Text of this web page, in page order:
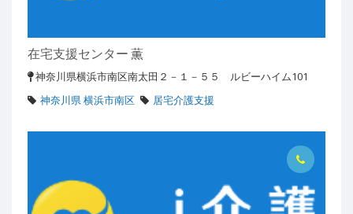
在宅支援センター 薫
神奈川県横浜市南区南太田２－１－５５ ルビーハイム101
神奈川県 横浜市南区
居宅介護支援